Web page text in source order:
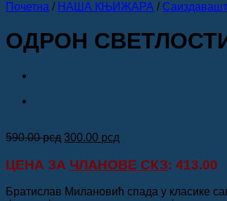
Почетна / НАША КЊИЖАРА /
ОДРОН
590.00рсд Оригинална
је
била:
590.00 рсд.
300.00 рсд
је:
300.00 рсд.
ЦЕНА ЗА ЧЛАНОВЕ СКЗ: 413.00
Братислав Милановић спада у класике